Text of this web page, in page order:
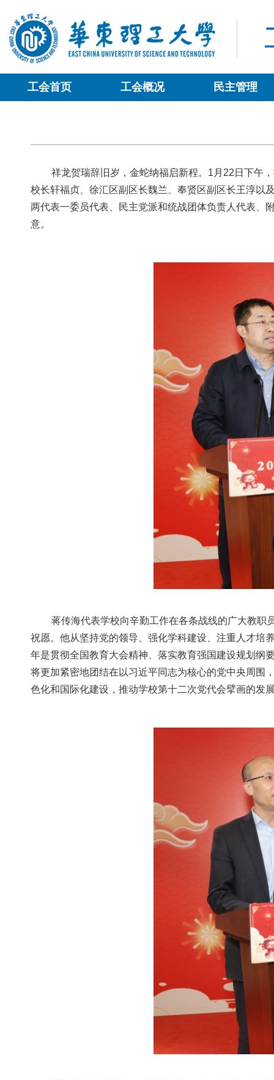
工会首页 工会概况 民主管理
祥龙贺瑞辞旧岁，金蛇纳福启新程。1月22日下午
校长轩福贞、徐汇区副区长魏兰、奉贤区副区长王淳以
两代表一委员代表、民主党派和统战团体负责人代表、
意。
蒋传海代表学校向辛勤工作在各条战线的广大教职
祝愿。他从坚持党的领导、强化学科建设、注重人才培
年是贯彻全国教育大会精神、落实教育强国建设规划纲
将更加紧密地团结在以习近平同志为核心的党中央周围
色化和国际化建设，推动学校第十二次党代会擘画的发